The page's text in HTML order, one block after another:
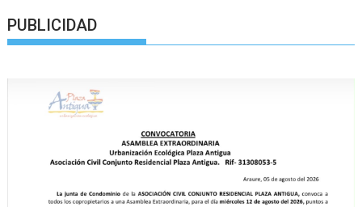
PUBLICIDAD